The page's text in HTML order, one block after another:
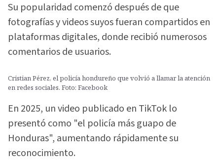
Su popularidad comenzó después de que
fotografías y videos suyos fueran compartidos en
plataformas digitales, donde recibió numerosos
comentarios de usuarios.
Cristian Pérez, el policía hondureño que volvió a llamar la atención
en redes sociales. Foto: Facebook
En 2025, un video publicado en TikTok lo
presentó como "el policía más guapo de
Honduras", aumentando rápidamente su
reconocimiento.